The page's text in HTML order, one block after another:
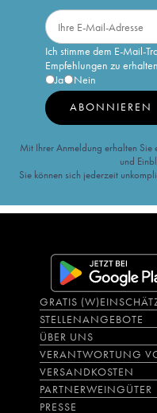
Ich stimme dem E-Mail-
Empfehlungen zu erhalten
Ja
Nein
ABONNIEREN
Mit Ihrer Anmeldung erhalten
und
Sie können sich jederzeit
GRATIS
STELLENANGEBOTE
ÜBER UNS
VERANTWORTUNG
VERSANDKOSTEN
PARTNERWEINGÜTER
PRESSE